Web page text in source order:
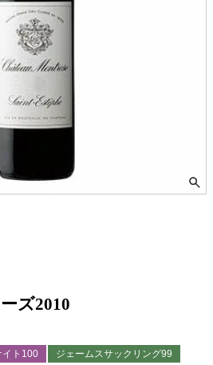
ズ2010
イト100 ジェームスサックリング99